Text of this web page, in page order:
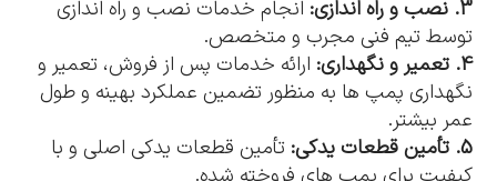
3. نصب و راه اندازی:
انجام خدمات نصب و راه اندازی
توسط تیم فنی مجرب و متخصص.
4. تعمیر و نگهداری:
ارائه خدمات پس از فروش، تعمیر و
نگهداری پمپ ها به منظور تضمین عملکرد بهینه و طول
عمر بیشتر.
5. تأمین قطعات یدکی:
تأمین قطعات یدکی اصلی و با